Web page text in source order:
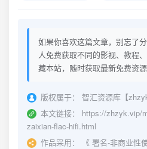
如果你喜欢这篇文章，别忘了
人免费获取不同的影视、教程
藏本站，随时获取最新免费资源
版权属于：
智汇资源库【
本文链接：
https://zhzyk.vip/
zaixian-flac-hifi.html
作品采用：
《 署名-非商业性